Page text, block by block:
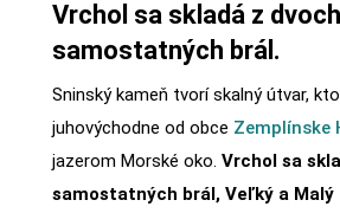
Vrchol sa skladá z dvoch
samostatných brál.
Sninský kameň tvorí skalný útvar,
juhovýchodne od obce Zemplínske
jazerom Morské oko. Vrchol sa
samostatných brál, Veľký a Malý